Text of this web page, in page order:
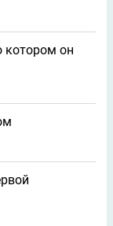
котором он